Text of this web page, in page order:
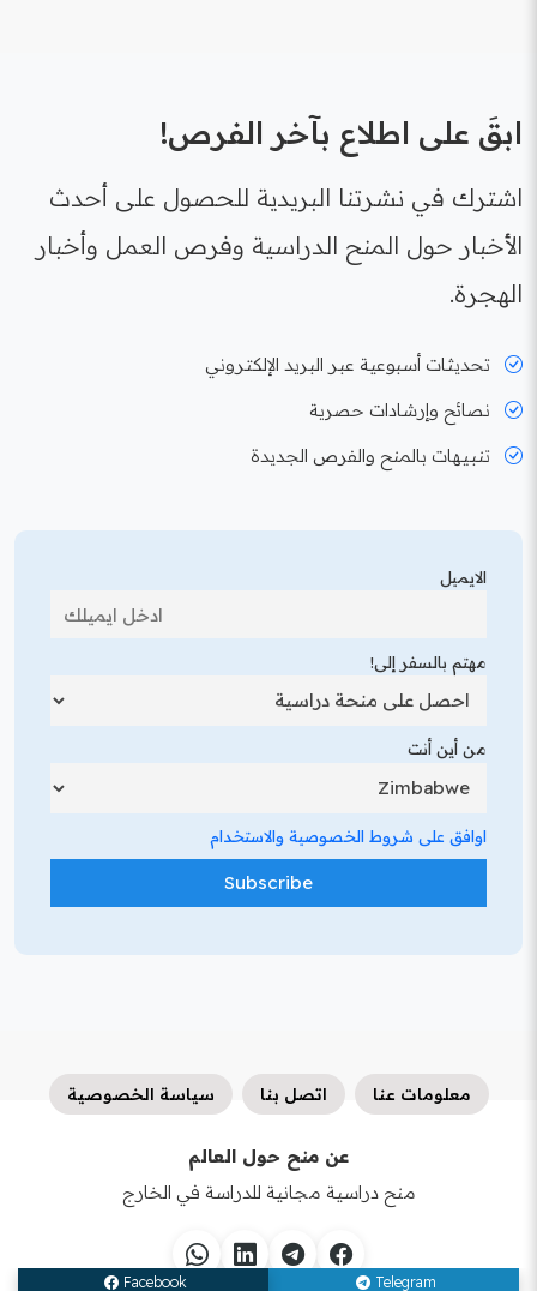
Telegram
Facebook
ابقَ على اطلاع بآخر الفرص!
اشترك في نشرتنا البريدية للحصول على أحدث
الأخبار حول المنح الدراسية وفرص العمل وأخبار
الهجرة.
تحديثات أسبوعية عبر البريد الإلكتروني
نصائح وإرشادات حصرية
تنبيهات بالمنح والفرص الجديدة
الايميل
مهتم بالسفر إلى!
من أين أنت
اوافق على شروط الخصوصية والاستخدام
معلومات عنا اتصل بنا سياسة الخصوصية
عن منح حول العالم
منح دراسية مجانية للدراسة في الخارج